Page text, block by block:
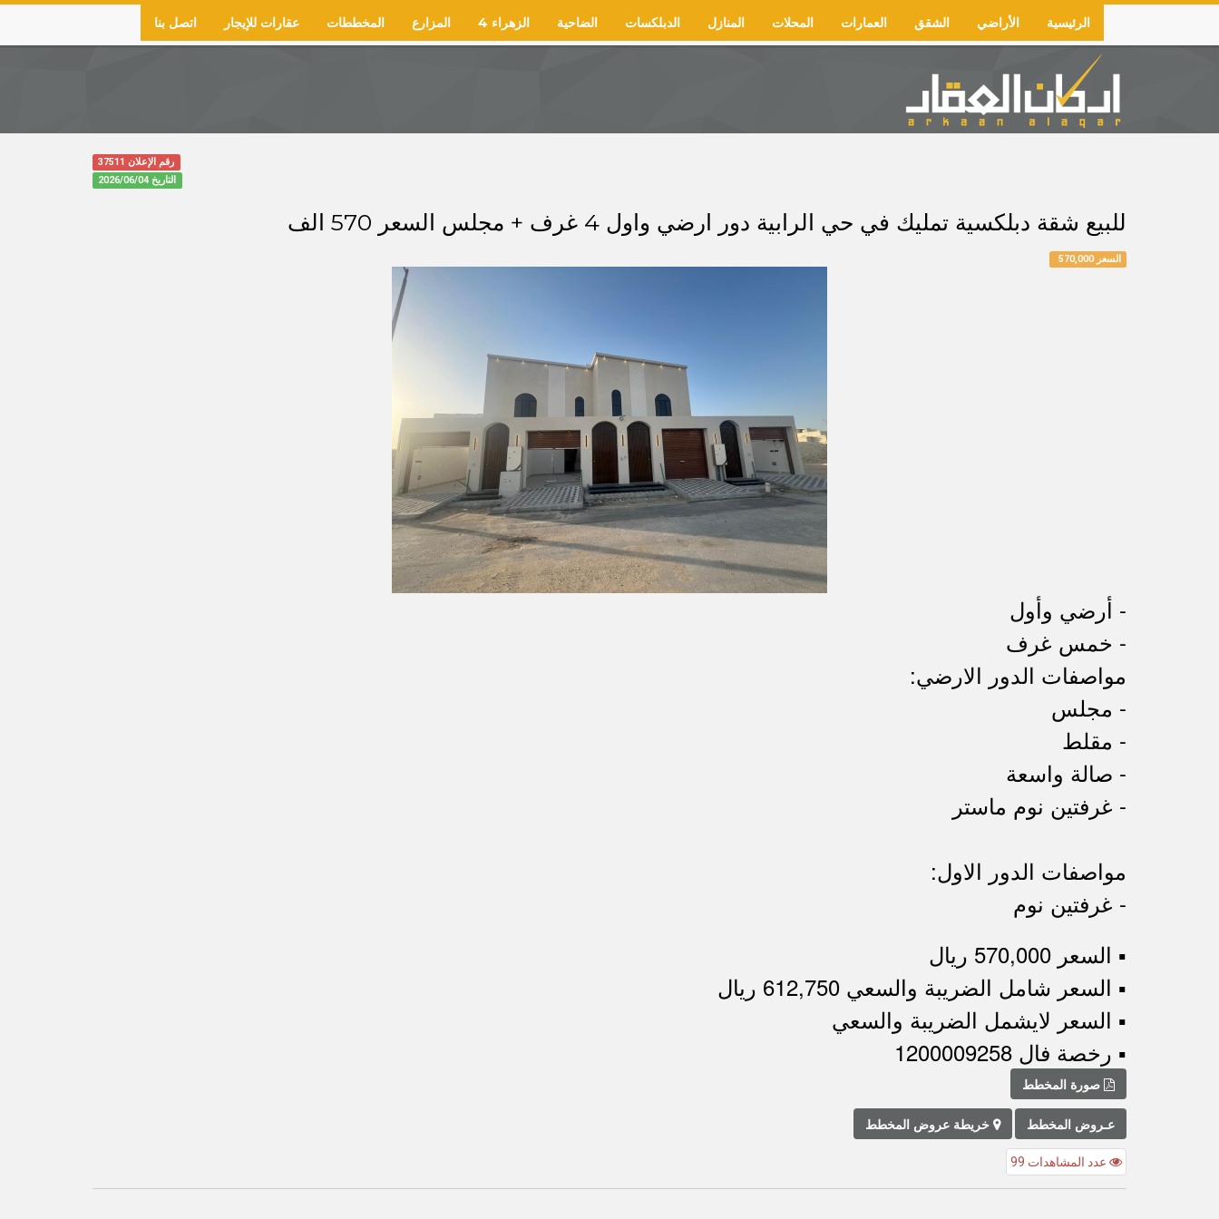
Skip
main
Main
navigation
اتصل بنا عقارات للإيجار المخططات المزارع الزهراء 4 الضاحية الدبلكسات المنازل المحلات العمارات الشقق الأراضي الرئيسية
رقم الإعلان 37511
التاريخ 2026/06/04
للبيع شقة دبلكسية تمليك في حي الرابية دور ارضي واول 4 غرف + مجلس السعر 570 الف
السعر 570,000
- أرضي وأول
- خمس غرف
مواصفات الدور الارضي:
- مجلس
- مقلط
- صالة واسعة
- غرفتين نوم ماستر
مواصفات الدور الاول:
- غرفتين نوم
▪︎ السعر 570,000 ريال
▪︎ السعر شامل الضريبة والسعي 612,750 ريال
▪︎ السعر لايشمل الضريبة والسعي
▪︎ رخصة فال 1200009258
صورة المخطط
عـروض المخطط خريطة عروض المخطط
عدد المشاهدات 99